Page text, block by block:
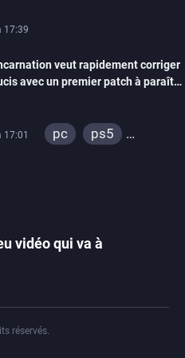
17:39
veut rapidement corriger
avec un premier patch à paraître
pc
ps5
vidéo qui va à
réservés.